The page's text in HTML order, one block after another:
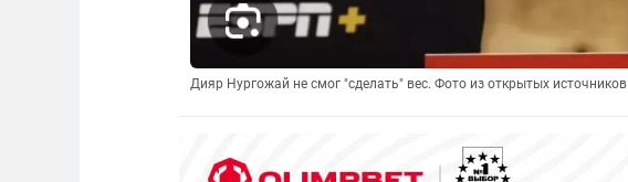
Дияр Нургожай не смог "сделать" вес. Фото из открытых источников